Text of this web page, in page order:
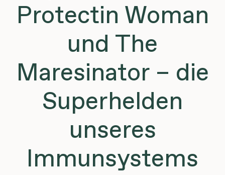
Protectin Woman
und The
Maresinator – die
Superhelden
unseres
Immunsystems